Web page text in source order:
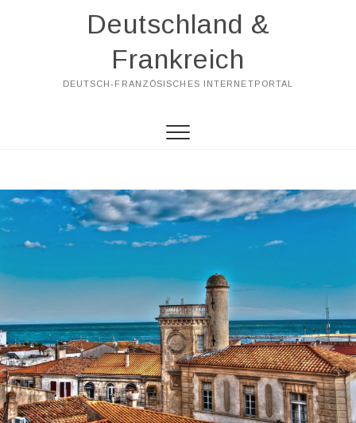
Deutschland &
Frankreich
DEUTSCH-FRANZÖSISCHES INTERNETPORTAL